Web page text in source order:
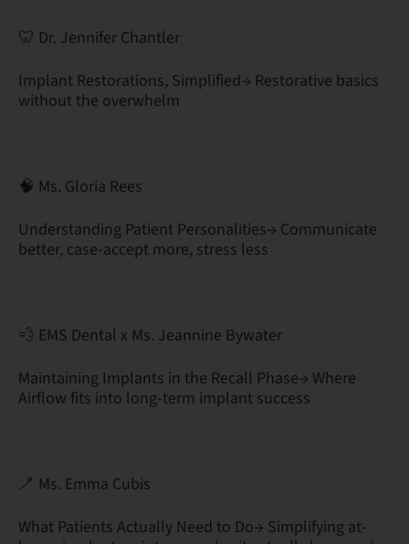
🦷 Dr. Jennifer Chantler
Implant Restorations, Simplified→ Restorative basics
without the overwhelm
🧠 Ms. Gloria Rees
Understanding Patient Personalities→ Communicate
better, case-accept more, stress less
💨 EMS Dental x Ms. Jeannine Bywater
Maintaining Implants in the Recall Phase→ Where
Airflow fits into long-term implant success
🪥 Ms. Emma Cubis
What Patients Actually Need to Do→ Simplifying at-